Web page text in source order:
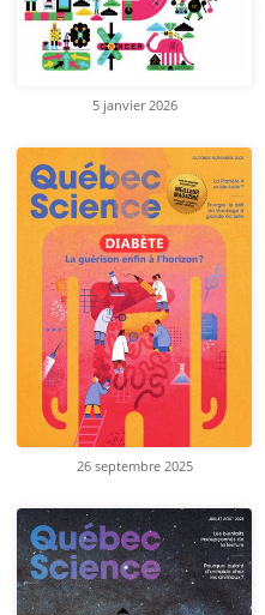
5 janvier 2026
26 septembre 2025